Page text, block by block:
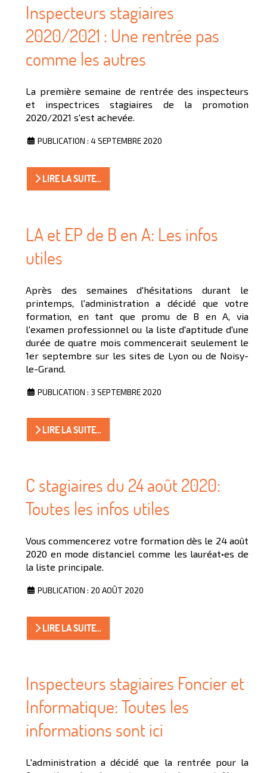
Inspecteurs stagiaires
2020/2021 : Une rentrée pas
comme les autres
La première semaine de rentrée des inspecteurs
et inspectrices stagiaires de la promotion
2020/2021 s'est achevée.
PUBLICATION : 4 SEPTEMBRE 2020
LIRE LA SUITE...
LA et EP de B en A: Les infos
utiles
Après des semaines d'hésitations durant le
printemps, l'administration a décidé que votre
formation, en tant que promu de B en A, via
l'examen professionnel ou la liste d'aptitude d'une
durée de quatre mois commencerait seulement le
1er septembre sur les sites de Lyon ou de Noisy-
le-Grand.
PUBLICATION : 3 SEPTEMBRE 2020
LIRE LA SUITE...
C stagiaires du 24 août 2020:
Toutes les infos utiles
Vous commencerez votre formation dès le 24 août
2020 en mode distanciel comme les lauréat•es de
la liste principale.
PUBLICATION : 20 AOÛT 2020
LIRE LA SUITE...
Inspecteurs stagiaires Foncier et
Informatique: Toutes les
informations sont ici
L'administration a décidé que la rentrée pour la